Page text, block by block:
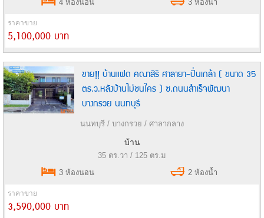
4 ห้องนอน
3 ห้องน้ำ
ราคาขาย
5,100,000 บาท
ขาย!! บ้านแฝด คณาสิริ ศาลายา-ปิ่นเกล้า ( ขนาด 35
ตร.ว.หลังบ้านไม่ชนใคร ) ซ.ถนนสำเร็จพัฒนา
บางกรวย นนทบุรี
นนทบุรี / บางกรวย / ศาลากลาง
บ้าน
35 ตร.วา / 125 ตร.ม
3 ห้องนอน
2 ห้องน้ำ
ราคาขาย
3,590,000 บาท